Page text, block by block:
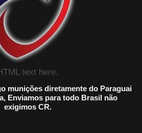
text here.
munições diretamente do Paraguai
Enviamos para todo Brasil não
exigimos CR.